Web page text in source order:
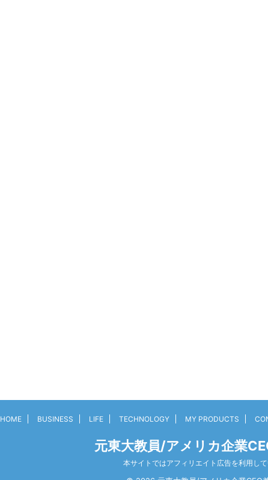
HOME BUSINESS LIFE TECHNOLOGY MY PRODUCTS
元東大教員/アメリカ企業
本サイトではアフィリエイト広告を利用し